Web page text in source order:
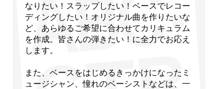
なりたい！スラップしたい！ベースでレコー
ディングしたい！オリジナル曲を作りたいな
ど、あらゆるご希望に合わせてカリキュラム
を作成。皆さんの弾きたい！に全力でお応え
します。
また、ベースをはじめるきっかけになったミ
ュージシャン、憧れのベーシストなどは、一